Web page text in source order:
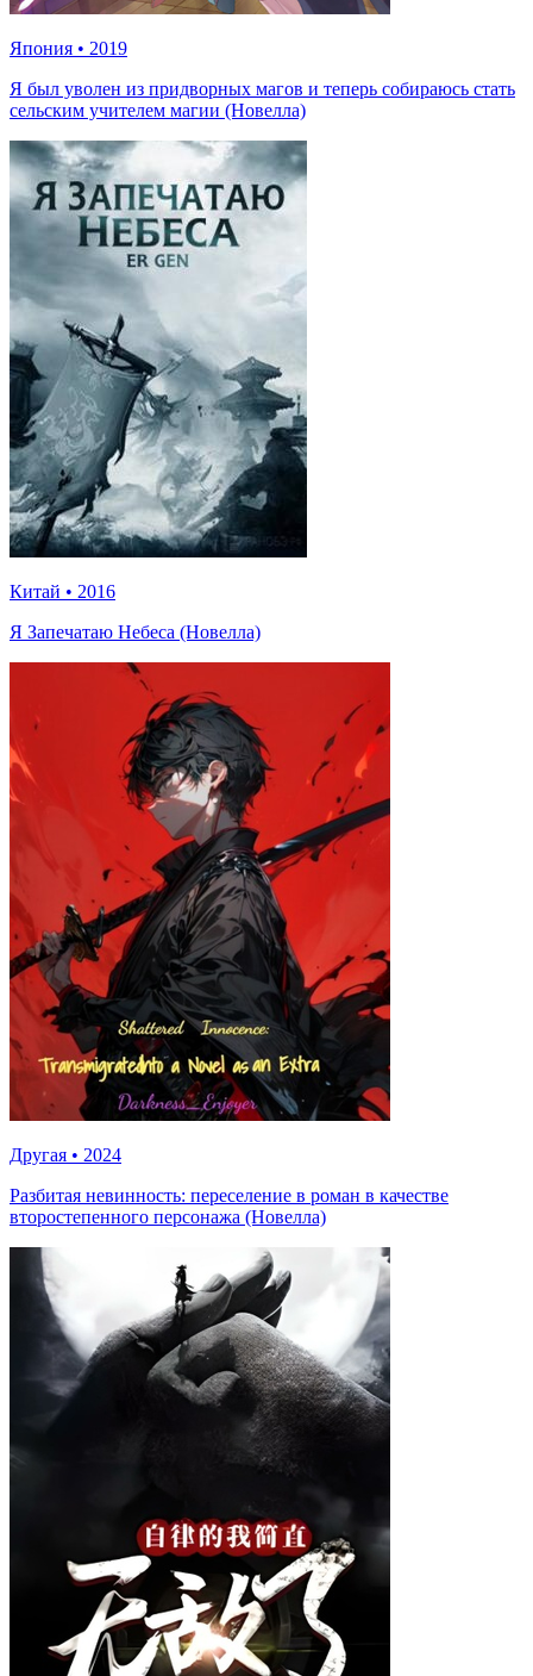
Япония • 2019
Я был уволен из придворных магов и теперь собираюсь стать
сельским учителем магии (Новелла)
Китай • 2016
Я Запечатаю Небеса (Новелла)
Другая • 2024
Разбитая невинность: переселение в роман в качестве
второстепенного персонажа (Новелла)